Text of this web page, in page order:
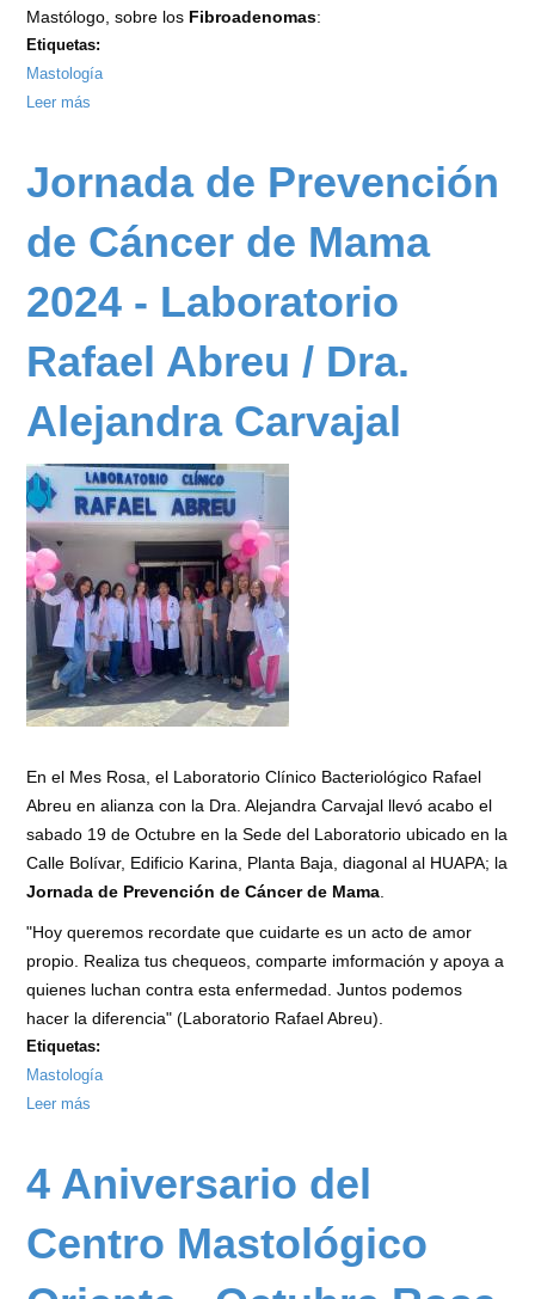
Mastólogo, sobre los Fibroadenomas:
Etiquetas:
Mastología
Leer más
Dra.
Luttínger
Jornada de Prevención
de Cáncer de Mama
2024 - Laboratorio
Rafael Abreu / Dra.
Alejandra Carvajal
En el Mes Rosa, el Laboratorio Clínico Bacteriológico Rafael
Abreu en alianza con la Dra. Alejandra Carvajal llevó acabo el
sabado 19 de Octubre en la Sede del Laboratorio ubicado en la
Calle Bolívar, Edificio Karina, Planta Baja, diagonal al HUAPA; la
Jornada de Prevención de Cáncer de Mama.
"Hoy queremos recordate que cuidarte es un acto de amor
propio. Realiza tus chequeos, comparte imformación y apoya a
quienes luchan contra esta enfermedad. Juntos podemos
hacer la diferencia" (Laboratorio Rafael Abreu).
Etiquetas:
Mastología
Leer más
Prevención
Cáncer
4 Aniversario del
Centro Mastológico